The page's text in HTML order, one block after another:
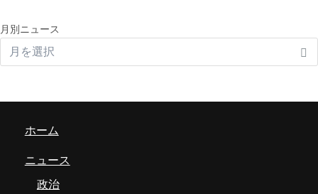
月別ニュース
ホーム
ニュース
政治